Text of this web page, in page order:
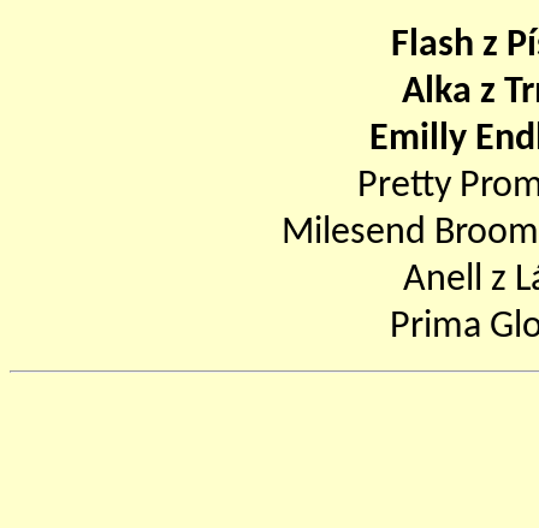
Flash z
Alka z
Emilly
Pretty
Milesend
Anell z
Prima